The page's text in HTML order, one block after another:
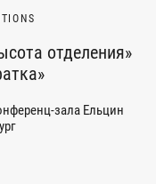
отделения»
зала Ельцин